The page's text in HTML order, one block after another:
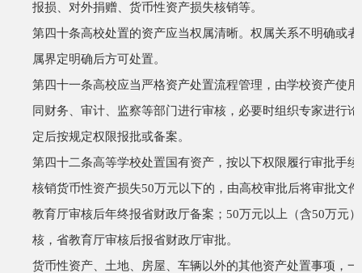
报损、对外捐赠、货币性资产损失核销等。
第四十条高校处置的资产应当权属清晰。权属关系不明确或
属界定明确后方可处置。
第四十一条高校应当严格资产处置流程管理，由学校资产使
同财务、审计、监察等部门进行审核，必要时组织专家进行
定后按规定权限报批或备案。
第四十二条高等学校处置国有资产，按以下权限履行审批手续
核销货币性资产损失50万元以下的，由高校审批后将审批文
教育厅审核后年终报省财政厅备案； 50万元以上（含50万元
核，省教育厅审核后报省财政厅审批。
货币性资产、土地、房屋、车辆以外的其他资产处置事项，